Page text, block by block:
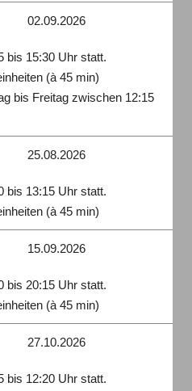
02.09.2026
bis 15:30 Uhr statt.
(à 45 min)
bis Freitag zwischen 12:15
25.08.2026
bis 13:15 Uhr statt.
(à 45 min)
15.09.2026
bis 20:15 Uhr statt.
(à 45 min)
27.10.2026
bis 12:20 Uhr statt.